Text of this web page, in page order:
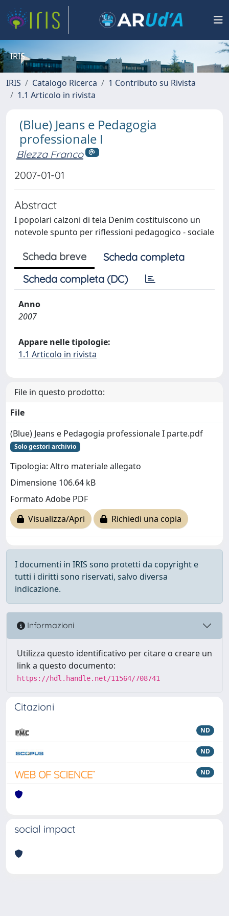
IRIS
IRIS Catalogo Ricerca
1 Contributo su Rivista
1.1 Articolo in rivista
(Blue) Jeans e Pedagogia
professionale I
Blezza Franco
2007-01-01
Abstract
I popolari calzoni di tela Denim costituiscono un
notevole spunto per riflessioni pedagogico - sociale
Scheda breve
Scheda completa
Scheda completa (DC)
Anno
2007
Appare nelle tipologie:
1.1 Articolo in rivista
File in questo prodotto:
File
(Blue) Jeans e Pedagogia professionale I parte.pdf
Solo gestori archivio
Tipologia: Altro materiale allegato
Dimensione 106.64 kB
Formato Adobe PDF
Visualizza/Apri
Richiedi una copia
I documenti in IRIS sono protetti da copyright e
tutti i diritti sono riservati, salvo diversa
indicazione.
Informazioni
Utilizza questo identificativo per citare o creare un
link a questo documento:
https://hdl.handle.net/11564/708741
Citazioni
ND
ND
ND
social impact